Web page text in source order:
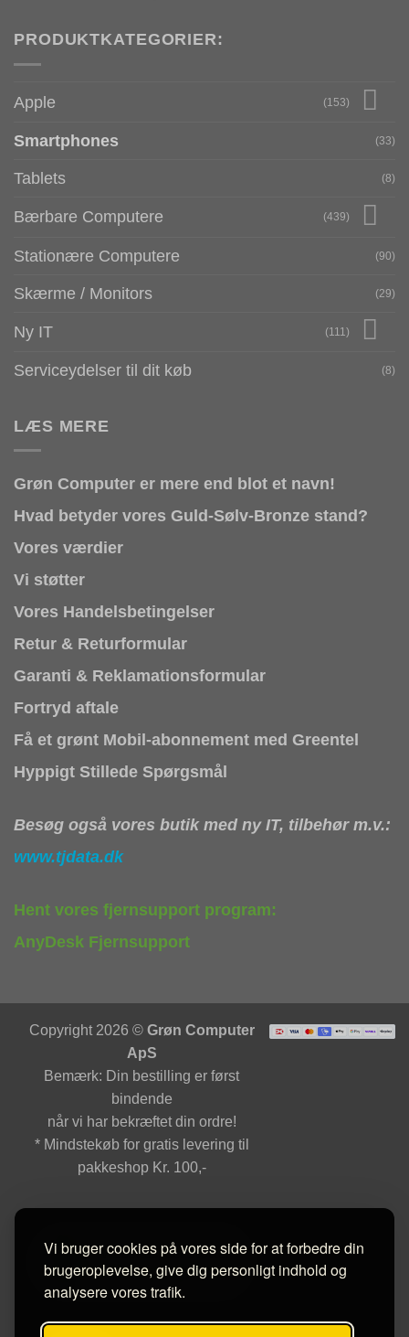
Vi bruger cookies på vores side for at forbedre din
brugeroplevelse, give dig personligt indhold og
analysere vores trafik.
PRODUKTKATEGORIER:
Apple (153)
Smartphones (33)
Tablets (8)
Bærbare Computere (439)
Stationære Computere (90)
Skærme / Monitors (29)
Ny IT (111)
Serviceydelser til dit køb (8)
LÆS MERE
Grøn Computer er mere end blot et navn!
Hvad betyder vores Guld-Sølv-Bronze stand?
Vores værdier
Vi støtter
Vores Handelsbetingelser
Retur & Returformular
Garanti & Reklamationsformular
Fortryd aftale
Få et grønt Mobil-abonnement med Greentel
Hyppigt Stillede Spørgsmål
Besøg også vores butik med ny IT, tilbehør m.v.:
www.tjdata.dk
Hent vores fjernsupport program:
AnyDesk Fjernsupport
Copyright 2026 © Grøn Computer
ApS
Bemærk: Din bestilling er først
bindende
når vi har bekræftet din ordre!
* Mindstekøb for gratis levering til
pakkeshop Kr. 100,-